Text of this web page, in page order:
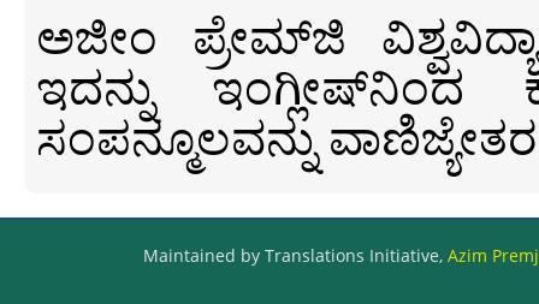
ಅಜೀಂ ಪ್ರೇಮ್‍ಜಿ
ಇದನ್ನು ಇಂಗ್ಲೀಷ್‍ನಿಂದ
ಸಂಪನ್ಮೂಲವನ್ನು
Maintained by Translations Initiative, Azim